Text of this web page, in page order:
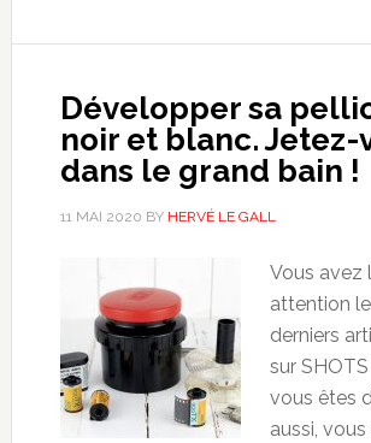
Développer sa
noir et blanc. Jetez-
dans le grand bain !
11 MAI 2020 BY HERVÉ LE GALL
Vous avez
attention
derniers
sur
vous êtes
aussi,